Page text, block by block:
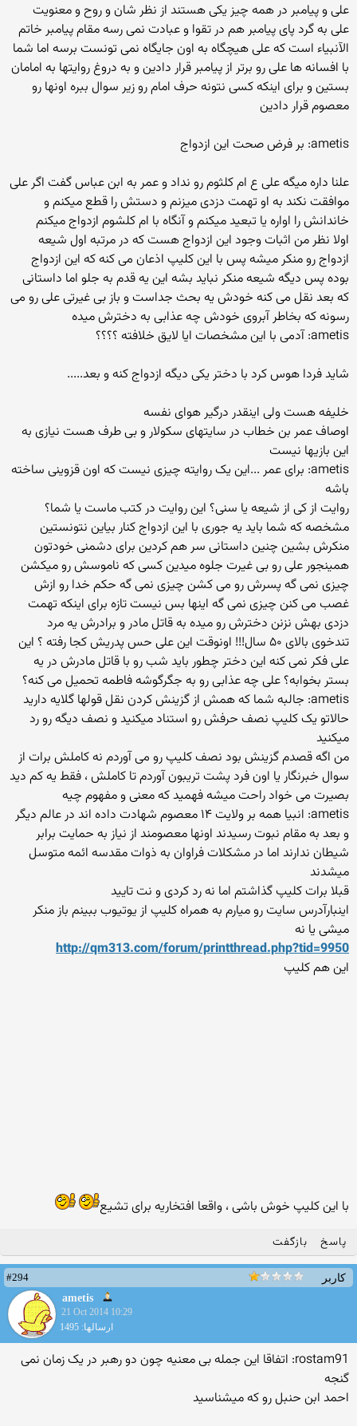
علی و پیامبر در همه چیز یکی هستند از نظر شان و روح و معنویت
علی به گرد پای پیامبر هم در تقوا و عبادت نمی رسه مقام پیامبر خاتم
الآنبیاء است که علی هیچگاه به اون جایگاه نمی تونست برسه اما شما
با افسانه ها علی رو برتر از پیامبر قرار دادین و به دروغ روایتها به امامان
بستین و برای اینکه کسی نتونه حرف امام رو زیر سوال ببره اونها رو
معصوم قرار دادین
ametis: بر فرض صحت این ازدواج
علنا داره میگه علی ع ام کلثوم رو نداد و عمر به ابن عباس گفت اگر علی
موافقت نکند به او تهمت دزدی میزنم و دستش را قطع میکنم و
خاندانش را اواره یا تبعید میکنم و آنگاه با ام کلشوم ازدواج میکنم
اولا نظر من اثبات وجود این ازدواج هست که در مرتبه اول شیعه
ازدواج رو منکر میشه پس با این کلیپ اذعان می کنه که این ازدواج
بوده پس دیگه شیعه منکر نباید بشه این یه قدم به جلو اما داستانی
که بعد نقل می کنه خودش یه بحث جداست و باز بی غیرتی علی رو می
رسونه که بخاطر آبروی خودش چه عذابی به دخترش میده
ametis: آدمی با این مشخصات ایا لایق خلافته ؟؟؟؟
شاید فردا هوس کرد با دختر یکی دیگه ازدواج کنه و بعد.....
خلیفه هست ولی اینقدر درگیر هوای نفسه
اوصاف عمر بن خطاب در سایتهای سکولار و بی طرف هست نیازی به
این بازیها نیست
ametis: برای عمر ...این یک روایته چیزی نیست که اون قزوینی ساخته
باشه
روایت از کی از شیعه یا سنی؟ این روایت در کتب ماست یا شما؟
مشخصه که شما باید یه جوری با این ازدواج کنار بیاین نتونستین
منکرش بشین چنین داستانی سر هم کردین برای دشمنی خودتون
همینجور علی رو بی غیرت جلوه میدین کسی که ناموسش رو میکشن
چیزی نمی گه پسرش رو می کشن چیزی نمی گه حکم خدا رو ازش
غصب می کنن چیزی نمی گه اینها بس نیست تازه برای اینکه تهمت
دزدی بهش نزنن دخترش رو میده به قاتل مادر و برادرش یه مرد
تندخوی بالای ۵۰ سال!!! اونوقت این علی حس پدریش کجا رفته ؟ این
علی فکر نمی کنه این دختر چطور باید شب رو با قاتل مادرش در یه
بستر بخوابه؟ علی چه عذابی رو به جگرگوشه فاطمه تحمیل می کنه؟
ametis: جالبه شما که همش از گزینش کردن نقل قولها گلایه دارید
حالاتو یک کلیپ نصف حرفش رو استناد میکنید و نصف دیگه رو رد
میکنید
من اگه قصدم گزینش بود نصف کلیپ رو می آوردم نه کاملش برات از
سوال خبرنگار یا اون فرد پشت تریبون آوردم تا کاملش ، فقط یه کم دید
بصیرت می خواد راحت میشه فهمید که معنی و مفهوم چیه
ametis: انبیا همه بر ولایت ۱۴ معصوم شهادت داده اند در عالم دیگر
و بعد به مقام نبوت رسیدند اونها معصومند از نیاز به حمایت برابر
شیطان ندارند اما در مشکلات فراوان به ذوات مقدسه ائمه متوسل
میشدند
قبلا برات کلیپ گذاشتم اما نه رد کردی و نت تایید
اینبارآدرس سایت رو میارم به همراه کلیپ از یوتیوب ببینم باز منکر
میشی یا نه
http://qm313.com/forum/printthread.php?tid=9950
این هم کلیپ
با این کلیپ خوش باشی ، واقعا افتخاریه برای تشیع
پاسخ بازگفت
کاربر
#294
ametis
21 Oct 2014 10:29
ارسالها: 1495
rostam91: اتفاقا این جمله بی معنیه چون دو رهبر در یک زمان نمی
گنجه
احمد ابن حنبل رو که میشناسید